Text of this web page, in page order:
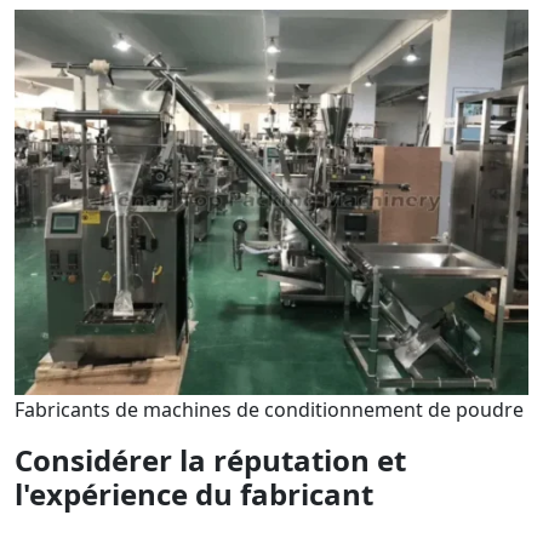
Fabricants de machines de conditionnement de poudre
Considérer la réputation et
l'expérience du fabricant